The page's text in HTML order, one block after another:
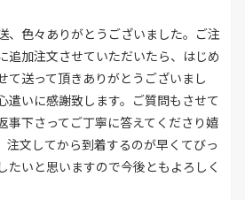
、色々ありがとうございました。ご注
追加注文させていただいたら、はじめ
て送って頂きありがとうございまし
遣いに感謝致します。ご質問もさせて
事下さってご丁寧に答えてくださり嬉
注文してから到着するのが早くてびっ
たいと思いますので今後ともよろしく